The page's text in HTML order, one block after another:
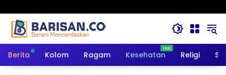
Berita Kolom Ragam Kesehatan Religi